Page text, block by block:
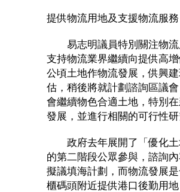
提供物流用地及支援物流服務
易志明議員特別關注物流
支持物流業界繼續向提供高
公頃土地作物流發展，供興
估，稍後將就計劃諮詢區議
會繼續物色合適土地，特別
發展，並進行相關的可行性
政府去年展開了「優化土
的第二階段公眾參與，諮詢
擬議填海計劃，而物流發展
櫃碼頭附近提供港口後勤用